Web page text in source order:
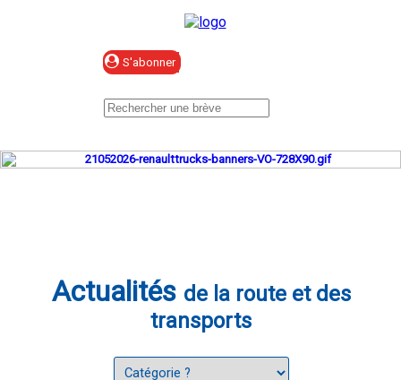
Actualités de la route et des
transports